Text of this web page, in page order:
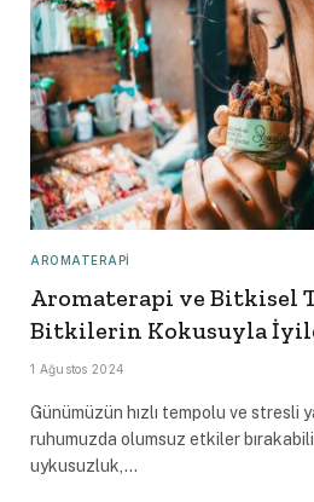
AROMATERAPI
Aromaterapi ve Bitkisel
Bitkilerin Kokusuyla
1 Ağustos 2024
Günümüzün hızlı tempolu ve stresli
ruhumuzda olumsuz etkiler
uykusuzluk,…